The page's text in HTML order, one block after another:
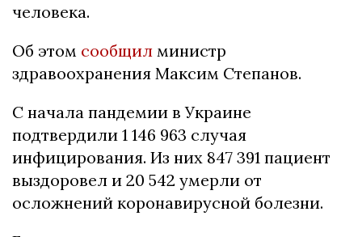
человека.
Об этом сообщил министр
здравоохранения Максим Степанов.
С начала пандемии в Украине
подтвердили 1 146 963 случая
инфицирования. Из них 847 391 пациент
выздоровел и 20 542 умерли от
осложнений коронавирусной болезни.